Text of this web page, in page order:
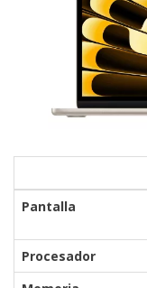
Pantalla
Procesador